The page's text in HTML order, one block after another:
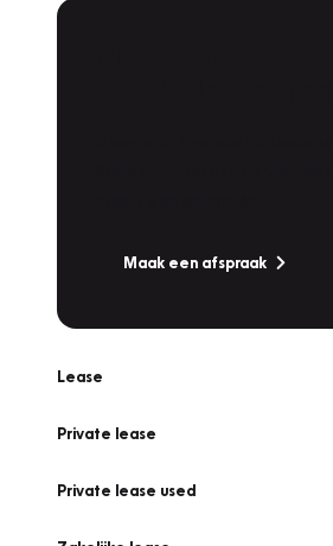
Maak een afspraak
Lease
Private lease
Private lease used